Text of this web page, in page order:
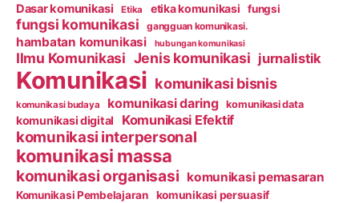
Dasar komunikasi Etika etika komunikasi fungsi
fungsi komunikasi gangguan komunikasi.
hambatan komunikasi hubungan komunikasi
Ilmu Komunikasi Jenis komunikasi jurnalistik
Komunikasi komunikasi bisnis
komunikasi budaya komunikasi daring komunikasi data
komunikasi digital Komunikasi Efektif
komunikasi interpersonal
komunikasi massa
komunikasi organisasi komunikasi pemasaran
Komunikasi Pembelajaran komunikasi persuasif